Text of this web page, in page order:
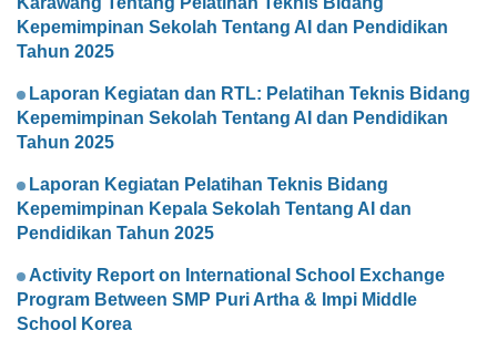
Kepemimpinan Sekolah Tentang AI dan Pendidikan
Tahun 2025
Laporan Kegiatan dan RTL: Pelatihan Teknis Bidang
Kepemimpinan Sekolah Tentang AI dan Pendidikan
Tahun 2025
Laporan Kegiatan Pelatihan Teknis Bidang
Kepemimpinan Kepala Sekolah Tentang AI dan
Pendidikan Tahun 2025
Activity Report on International School Exchange
Program Between SMP Puri Artha & Impi Middle
School Korea